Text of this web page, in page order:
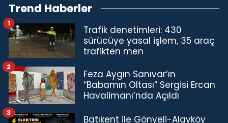
Trend Haberler
Trafik denetimleri: 430
sürücüye yasal işlem, 35 araç
trafikten men
1
Feza Aygın Sanıvar’ın
“Babamın Oltası” Sergisi Ercan
Havalimanı’nda Açıldı
2
Batıkent ile Gönyeli-Alayköy
3